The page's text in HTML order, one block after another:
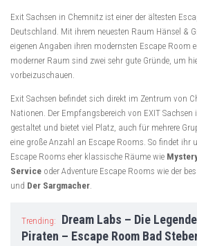
Exit Sachsen in Chemnitz ist einer der ältesten
Deutschland. Mit ihrem neuesten Raum Hänsel &
eigenen Angaben ihren modernsten Escape Room
moderner Raum sind zwei sehr gute Gründe, um
vorbeizuschauen.
Exit Sachsen befindet sich direkt im Zentrum von
Nationen. Der Empfangsbereich von EXIT Sachsen
gestaltet und bietet viel Platz, auch für mehrere
eine große Anzahl an Escape Rooms. So findet ihr
Escape Rooms eher klassische Räume wie
Service oder Adventure Escape Rooms wie der
und Der Sargmacher.
Trending:
Dream Labs – Die
Piraten – Escape Room Bad